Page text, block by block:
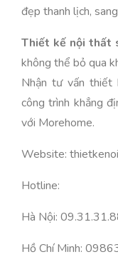
đẹp thanh lịch,
Thiết kế nội thất
không thể bỏ qua
Nhận tư vấn thiết
công trình khẳng
với Morehome.
Website:
Hotline:
Hà Nội:
Hồ Chí Minh: